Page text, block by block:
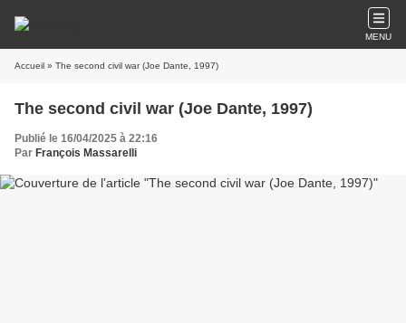
MENU
Accueil » The second civil war (Joe Dante, 1997)
The second civil war (Joe Dante, 1997)
Publié le 16/04/2025 à 22:16
Par François Massarelli